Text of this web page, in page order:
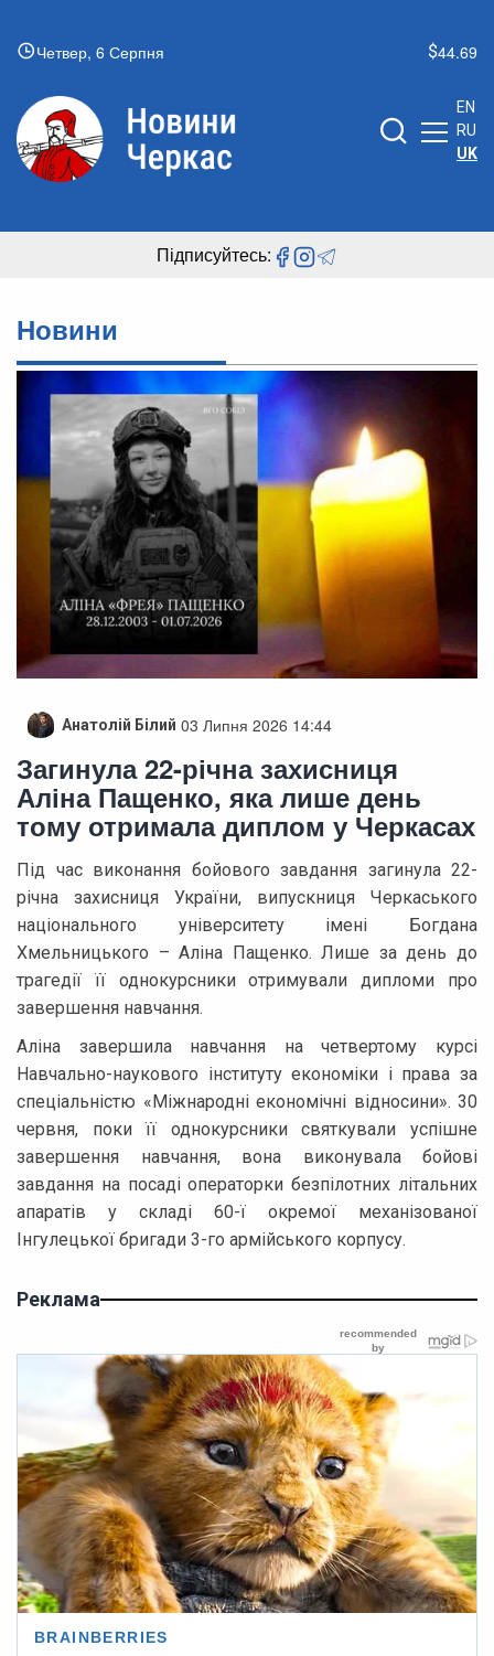
Четвер, 6 Серпня 44.69
EN
RU
UK
Підписуйтесь:
Новини
Анатолій Білий 03 Липня 2026 14:44
Загинула 22-річна захисниця
Аліна Пащенко, яка лише день
тому отримала диплом у Черкасах
Під час виконання бойового завдання загинула 22-
річна захисниця України, випускниця Черкаського
національного університету імені Богдана
Хмельницького – Аліна Пащенко. Лише за день до
трагедії її однокурсники отримували дипломи про
завершення навчання.
Аліна завершила навчання на четвертому курсі
Навчально-наукового інституту економіки і права за
спеціальністю «Міжнародні економічні відносини». 30
червня, поки її однокурсники святкували успішне
завершення навчання, вона виконувала бойові
завдання на посаді операторки безпілотних літальних
апаратів у складі 60-ї окремої механізованої
Інгулецької бригади 3-го армійського корпусу.
Реклама